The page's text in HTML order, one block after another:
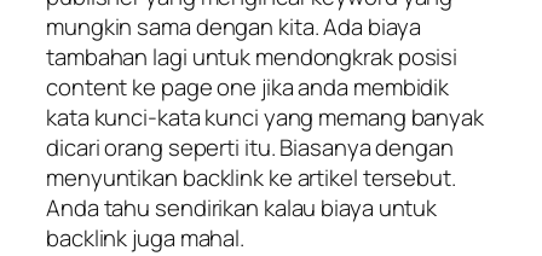
mungkin sama dengan kita. Ada biaya
tambahan lagi untuk mendongkrak posisi
content ke page one jika anda membidik
kata kunci-kata kunci yang memang banyak
dicari orang seperti itu. Biasanya dengan
menyuntikan backlink ke artikel tersebut.
Anda tahu sendirikan kalau biaya untuk
backlink juga mahal.